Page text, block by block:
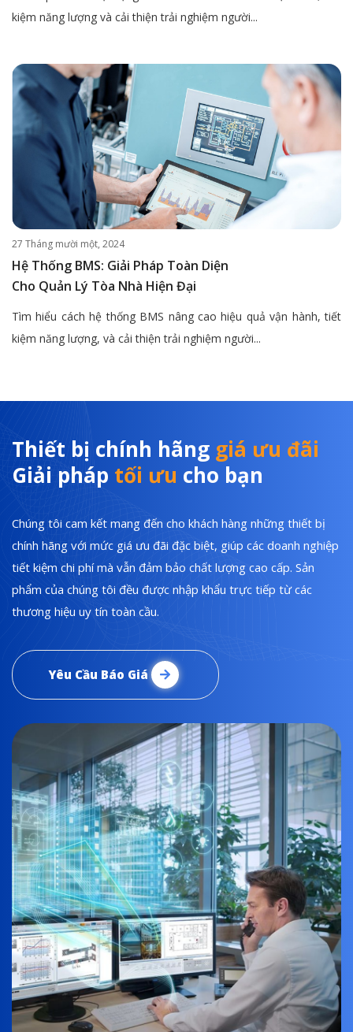
kiệm năng lượng và cải thiện trải nghiệm người...
27 Tháng mười một, 2024
Hệ Thống BMS: Giải Pháp Toàn Diện
Cho Quản Lý Tòa Nhà Hiện Đại
Tìm hiểu cách hệ thống BMS nâng cao hiệu quả vận hành, tiết
kiệm năng lượng, và cải thiện trải nghiệm người...
Thiết bị chính hãng giá ưu đãi
Giải pháp tối ưu cho bạn
Chúng tôi cam kết mang đến cho khách hàng những thiết bị
chính hãng với mức giá ưu đãi đặc biệt, giúp các doanh nghiệp
tiết kiệm chi phí mà vẫn đảm bảo chất lượng cao cấp. Sản
phẩm của chúng tôi đều được nhập khẩu trực tiếp từ các
thương hiệu uy tín toàn cầu.
Yêu Cầu Báo Giá